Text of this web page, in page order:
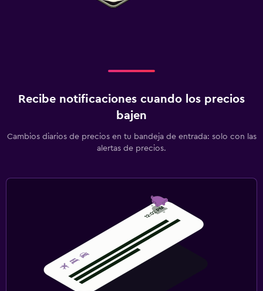
Recibe notificaciones cuando los precios
bajen
Cambios diarios de precios en tu bandeja de entrada: solo con las
alertas de precios.